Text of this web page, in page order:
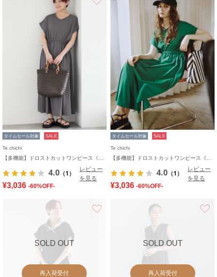
タイムセール対象 SALE
Te chichi
4.0 （1）
レビュー
を見る
¥3,036 -60%OFF-
タイムセール対象 SALE
Te chichi
4.0 （1）
レビュー
を見る
¥3,036 -60%OFF-
SOLD OUT
再入荷受付
SOLD OUT
再入荷受付